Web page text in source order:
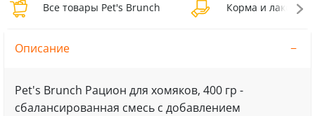
Все товары Pet's Brunch Корма и
Описание
Pet's Brunch Рацион для хомяков, 400 гр -
сбалансированная смесь с добавлением